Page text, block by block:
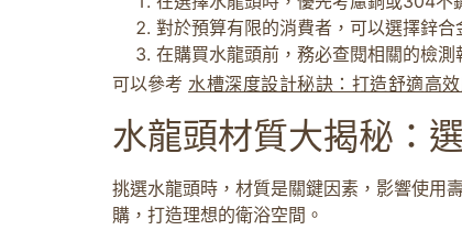
對於預算有限的消費者，可以選擇鋅
在購買水龍頭前，務必查閱相關的檢
可以參考 水槽深度設計秘訣：打造舒適高
水龍頭材質大揭秘：
挑選水龍頭時，材質是關鍵因素，影響使用
購，打造理想的衛浴空間。